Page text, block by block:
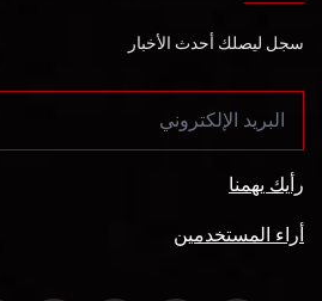
سجل ليصلك أحدث الأخبار
رأيك يهمنا
أراء المستخدمين